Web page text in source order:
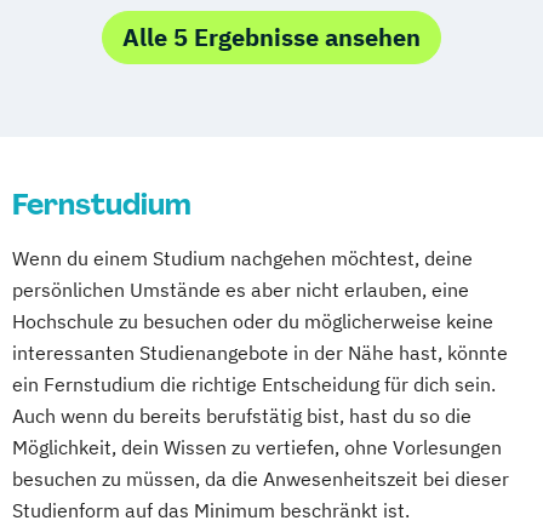
Energieverfahrenstechnik
Energiewirtschaft und -management
Grundlagen des Software Engineering
IT-Sicherheit
Industriedesign
Informatik
Ingenieurpsychologie
Innovations- und Technologiemanagement
KI und maschinelles Lernen
Kommunikationsdesign
Kunststofftechnik
Lebensmittelverfahrenstechnik
Leit- und Sicherungstechnik
Betriebswirtschaft
Betriebswirtschaft und Digitalisierung
Betriebswirtschaft und Interkulturelle
Betriebswirtschaft und
Personalmanagement
Betriebswirtschaft und Sozialmanagement
Betriebswirtschaft und Sportmanagement
Business Administration
Business Management (EN)
Business and Organizational Development
Gesundheitsmanagement
Heil­pädagogik und Inklusive Pädagogik
Kommunikationsdesign
Schmerztherapie
Krisenmanagement im Be­völ­kerungsschutz
i.V.
Logopädie Mechatronik
Medical Fitness & Athletic Management
Naturheilkunde und komplementäre
Heilverfahren
Wirtschaftsrecht
Alle 5 Ergebnisse ansehen
Fernstudium
Wenn du einem Studium nachgehen möchtest, deine
persönlichen Umstände es aber nicht erlauben, eine
Hochschule zu besuchen oder du möglicherweise keine
interessanten Studienangebote in der Nähe hast, könnte
ein Fernstudium die richtige Entscheidung für dich sein.
Auch wenn du bereits berufstätig bist, hast du so die
Möglichkeit, dein Wissen zu vertiefen, ohne Vorlesungen
besuchen zu müssen, da die Anwesenheitszeit bei dieser
Studienform auf das Minimum beschränkt ist.